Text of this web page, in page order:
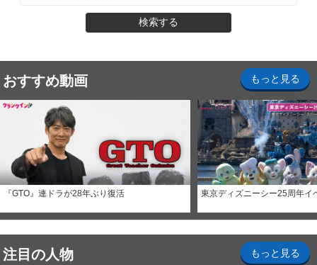
検索する
おすすめ動画 もっと見る
『GTO』連ドラが28年ぶり復活 東京ディズニーシー25周年イ
注目の人物 もっと見る